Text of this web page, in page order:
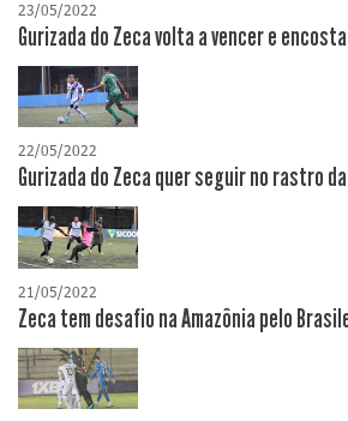
23/05/2022
Gurizada do Zeca volta a vencer e
22/05/2022
Gurizada do Zeca quer seguir no rastro
21/05/2022
Zeca tem desafio na Amazônia pelo